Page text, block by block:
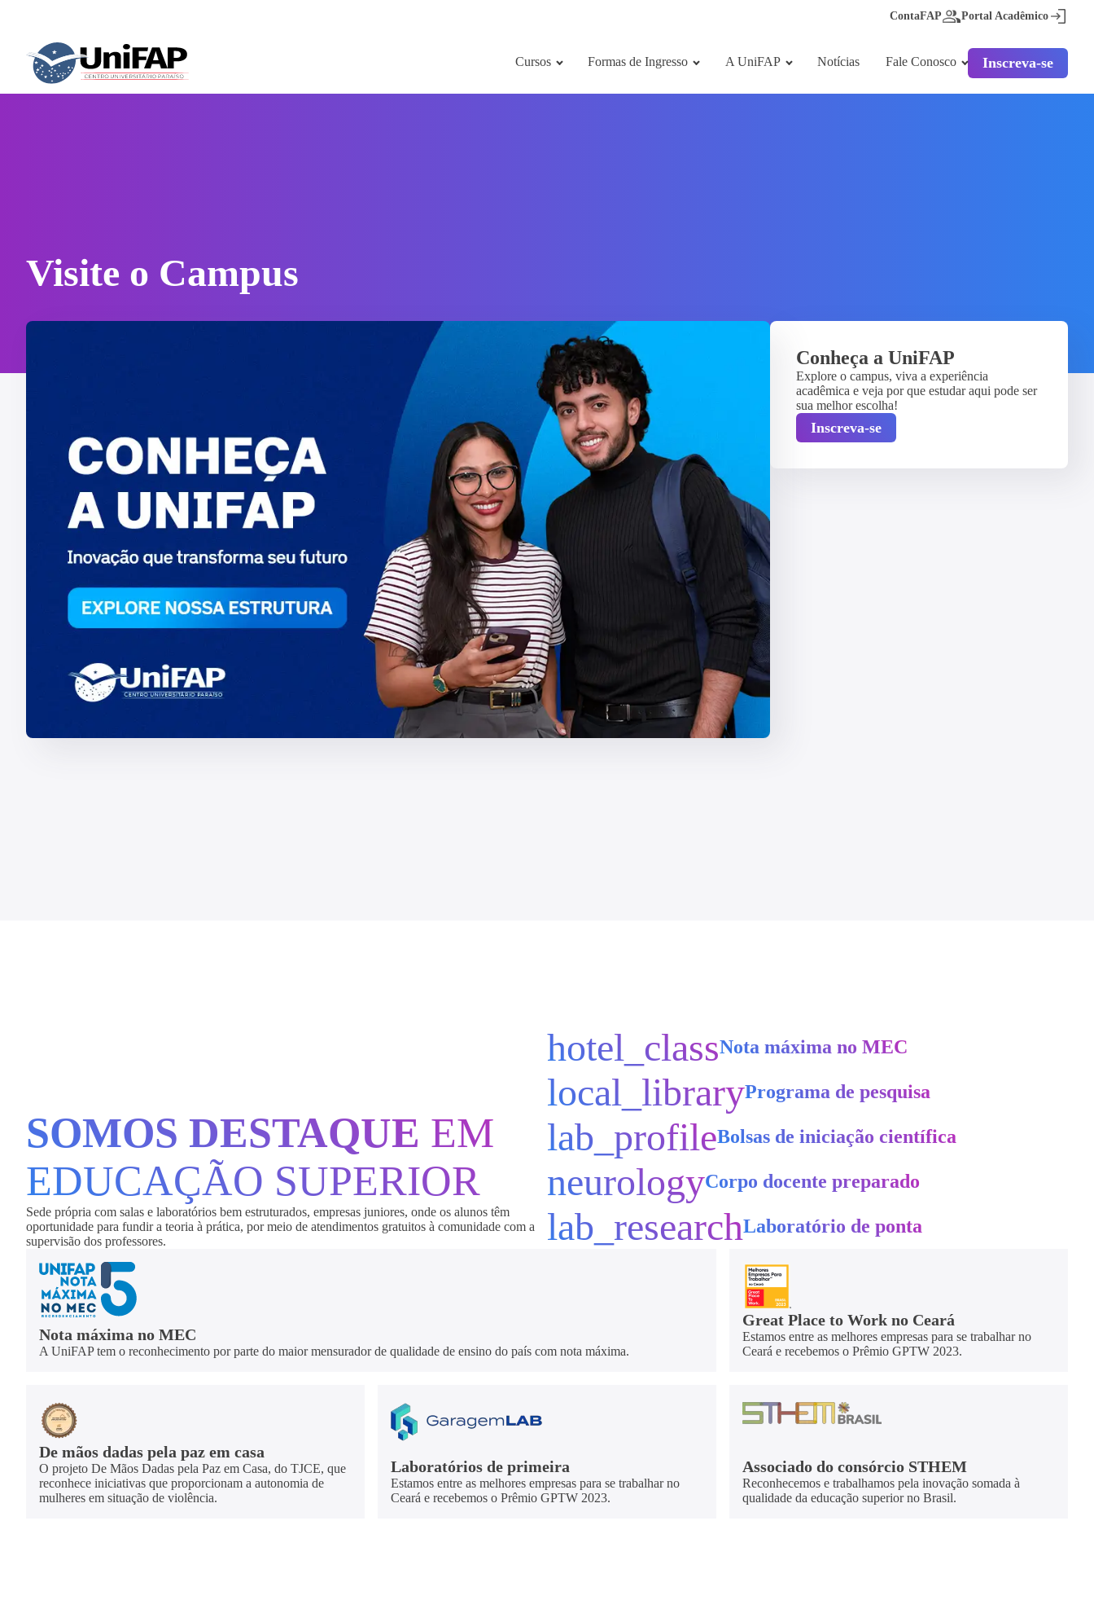
ContaFAP Portal Acadêmico
Cursos Formas de Ingresso A UniFAP Notícias Fale Conosco Inscreva-se
Visite o Campus
Conheça a UniFAP
Explore o campus, viva a experiência
acadêmica e veja por que estudar aqui pode ser
sua melhor escolha!
Inscreva-se
SOMOS DESTAQUE EM
EDUCAÇÃO SUPERIOR
Sede própria com salas e laboratórios bem estruturados, empresas juniores, onde os alunos têm
oportunidade para fundir a teoria à prática, por meio de atendimentos gratuitos à comunidade com a
supervisão dos professores.
hotel_classNota máxima no MEC
local_libraryPrograma de pesquisa
lab_profileBolsas de iniciação científica
neurologyCorpo docente preparado
lab_researchLaboratório de ponta
Nota máxima no MEC
A UniFAP tem o reconhecimento por parte do maior mensurador de qualidade de ensino do país com nota máxima.
Great Place to Work no Ceará
Estamos entre as melhores empresas para se trabalhar no
Ceará e recebemos o Prêmio GPTW 2023.
De mãos dadas pela paz em casa
O projeto De Mãos Dadas pela Paz em Casa, do TJCE, que
reconhece iniciativas que proporcionam a autonomia de
mulheres em situação de violência.
Laboratórios de primeira
Estamos entre as melhores empresas para se trabalhar no
Ceará e recebemos o Prêmio GPTW 2023.
Associado do consórcio STHEM
Reconhecemos e trabalhamos pela inovação somada à
qualidade da educação superior no Brasil.